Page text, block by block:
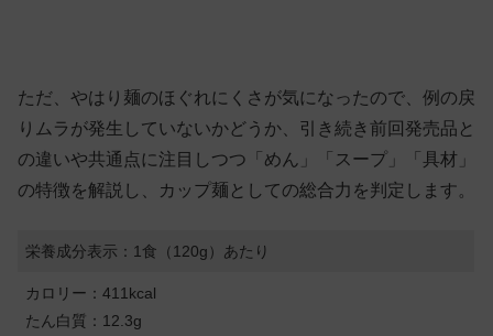
ただ、やはり麺のほぐれにくさが気になったので、例の戻
りムラが発生していないかどうか、引き続き前回発売品と
の違いや共通点に注目しつつ「めん」「スープ」「具材」
の特徴を解説し、カップ麺としての総合力を判定します。
栄養成分表示：1食（120g）あたり
カロリー：411kcal
たん白質：12.3g